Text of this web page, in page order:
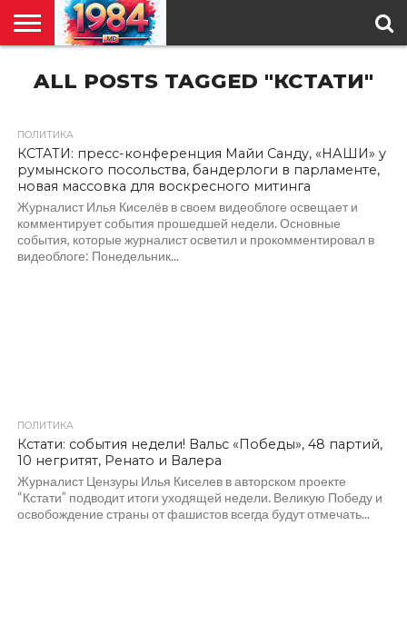
ПОЛИТИКА
ОБЩЕСТВО
РЕГИОНЫ
В
МИРЕ
КУЛЬТУРА
АНАЛИТИКА
О
НАС
СПЕЦПРОЕКТ
ALL POSTS TAGGED "КСТАТИ"
ПОЛИТИКА
КСТАТИ: пресс-конференция Майи Санду, «НАШИ» у
румынского посольства, бандерлоги в парламенте,
новая массовка для воскресного митинга
Журналист Илья Киселёв в своем видеоблоге освещает и
комментирует события прошедшей недели. Основные
события, которые журналист осветил и прокомментировал в
видеоблоге: Понедельник...
ПОЛИТИКА
Кстати: события недели! Вальс «Победы», 48 партий,
10 негритят, Ренато и Валера
Журналист Цензуры Илья Киселев в авторском проекте
“Кстати” подводит итоги уходящей недели. Великую Победу и
освобождение страны от фашистов всегда будут отмечать...